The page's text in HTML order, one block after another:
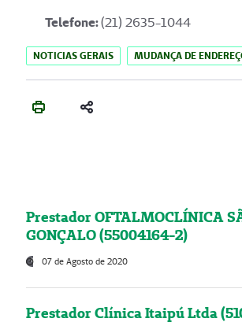
Telefone:(21) 2635-1044
NOTICIAS GERAIS MUDANÇA DE
Prestador OFTALMOCLÍNICA
GONÇALO (55004164-2)
07 de Agosto de 2020
Prestador Clínica Itaipú Ltda